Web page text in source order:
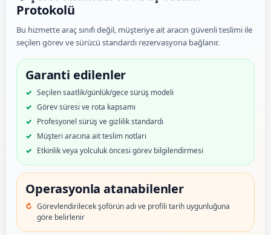
Protokolü
Bu hizmette araç sınıfı değil, müşteriye ait aracın güvenli teslimi ile
seçilen görev ve sürücü standardı rezervasyona bağlanır.
Garanti edilenler
Seçilen saatlik/günlük/gece sürüş modeli
Görev süresi ve rota kapsamı
Profesyonel sürüş ve gizlilik standardı
Müşteri aracına ait teslim notları
Etkinlik veya yolculuk öncesi görev bilgilendirmesi
Operasyonla atanabilenler
Görevlendirilecek şoförün adı ve profili tarih uygunluğuna
göre belirlenir